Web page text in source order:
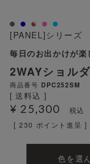
[PANEL]シリーズ
毎日のお出かけが
2WAYショル
商品番号 DPC252SM
送料込
¥ 25,300
税込
[ 230 ポイント進呈 ]
色を選